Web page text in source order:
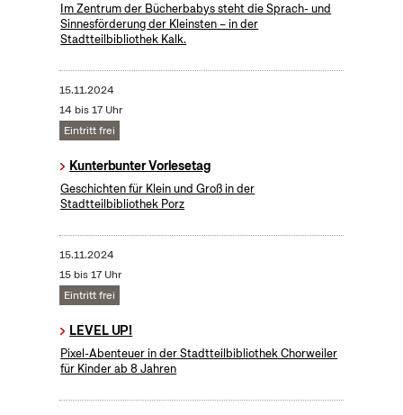
Im Zentrum der Bücherbabys steht die Sprach- und
Sinnesförderung der Kleinsten – in der
Stadtteilbibliothek Kalk.
15.11.2024
14 bis 17 Uhr
Eintritt frei
Kunterbunter Vorlesetag
Geschichten für Klein und Groß in der
Stadtteilbibliothek Porz
15.11.2024
15 bis 17 Uhr
Eintritt frei
LEVEL UP!
Pixel-Abenteuer in der Stadtteilbibliothek Chorweiler
für Kinder ab 8 Jahren